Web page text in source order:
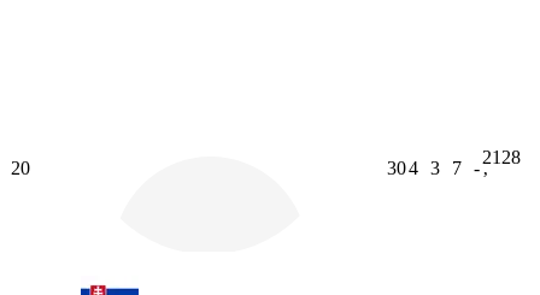
20 304 3 7 -
2128
ʼ